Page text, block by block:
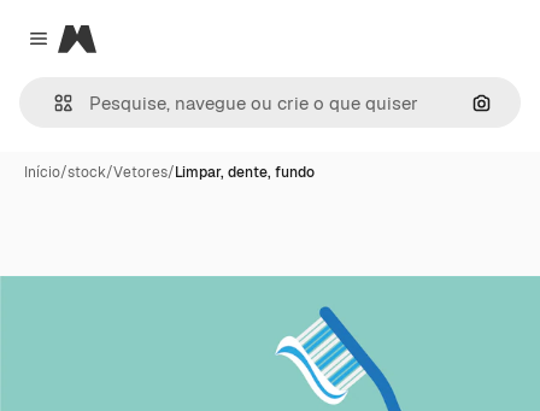
Close menu
Magnific
Início/stock/Vetores/Limpar, dente, fundo